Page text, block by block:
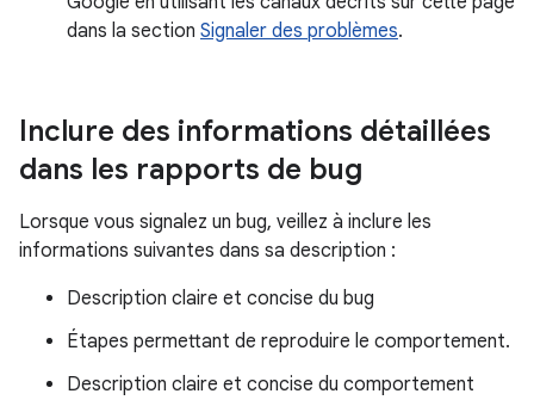
dans la section Signaler des problèmes.
Inclure des informations détaillées
dans les rapports de bug
Lorsque vous signalez un bug, veillez à inclure les
informations suivantes dans sa description :
Description claire et concise du bug
Étapes permettant de reproduire le comportement.
Description claire et concise du comportement